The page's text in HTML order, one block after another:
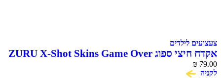
צעצועים לילדים
אקדח חיצי ספוג ZURU X-Shot Skins Game Over
₪ 79.00
לקניה